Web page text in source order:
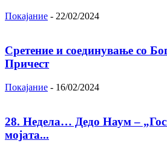
Покајание - 22/02/2024
Сретение и соединување со
Причест
Покајание - 16/02/2024
28. Недела… Дедо Наум –
мојата...